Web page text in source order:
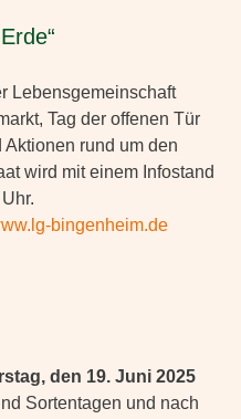
Lebensgemeinschaft
Tag der offenen Tür
rund um den
wird mit einem Infostand
bingenheim.de
den 19. Juni 2025
Sortentagen und nach